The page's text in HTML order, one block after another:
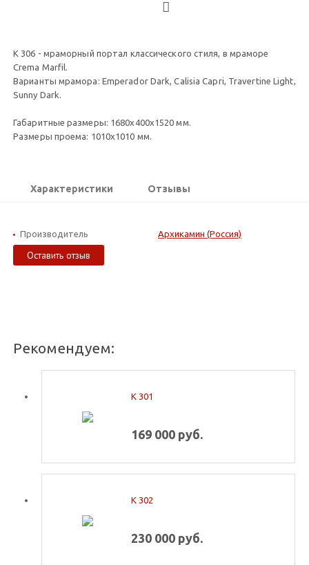
К 306 - мраморный портал классического стиля, в мраморе
Crema Marfil.
Варианты мрамора: Emperador Dark, Calisia Capri, Travertine Light,
Sunny Dark.
Габаритные размеры: 1680х400х1520 мм.
Размеры проема: 1010х1010 мм.
Характеристики Отзывы
Производитель Архикамин (Россия)
Оставить отзыв
Рекомендуем:
K 301
169 000 руб.
K 302
230 000 руб.